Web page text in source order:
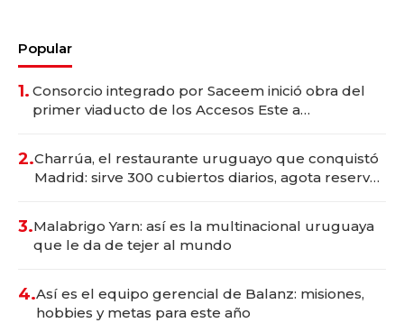
Popular
1. Consorcio integrado por Saceem inició obra del
primer viaducto de los Accesos Este a
2.Charrúa, el restaurante uruguayo que conquistó
Madrid: sirve 300 cubiertos diarios, agota reservas
3.Malabrigo Yarn: así es la multinacional uruguaya
que le da de tejer al mundo
4.Así es el equipo gerencial de Balanz: misiones,
hobbies y metas para este año